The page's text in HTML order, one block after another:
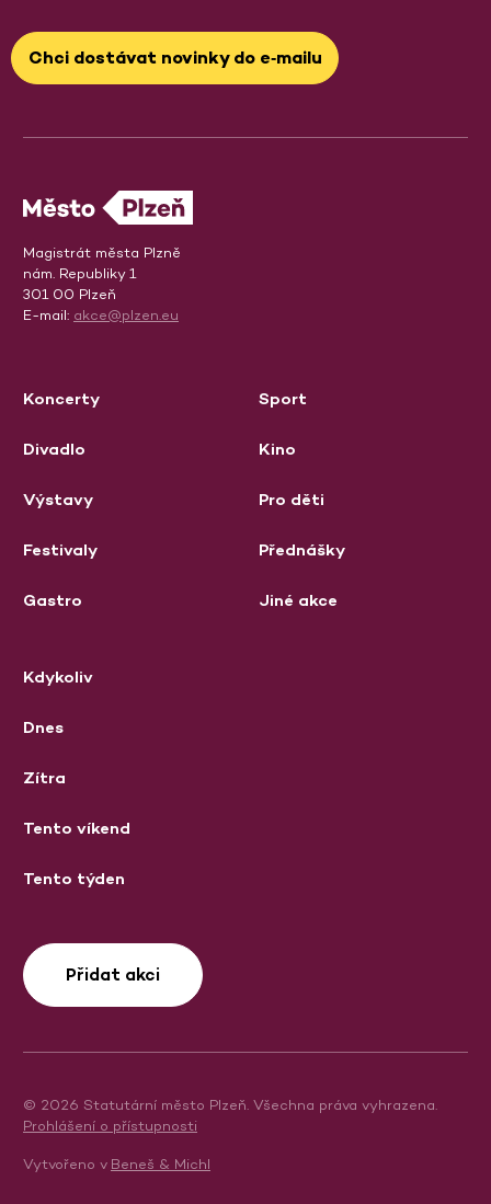
Chci dostávat novinky do e‑mailu
Magistrát města Plzně
nám. Republiky 1
301 00 Plzeň
E-mail: akce@plzen.eu
Koncerty
Divadlo
Výstavy
Festivaly
Gastro
Sport
Kino
Pro děti
Přednášky
Jiné akce
Kdykoliv
Dnes
Zítra
Tento víkend
Tento týden
Přidat akci
© 2026 Statutární město Plzeň. Všechna práva vyhrazena.
Prohlášení o přístupnosti
Vytvořeno v Beneš & Michl